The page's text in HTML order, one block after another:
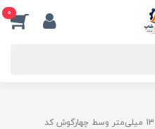
0
دسته هندلی پلاستیکی مشکی طول 130 میلی‌متر وسط چهارگوش کد